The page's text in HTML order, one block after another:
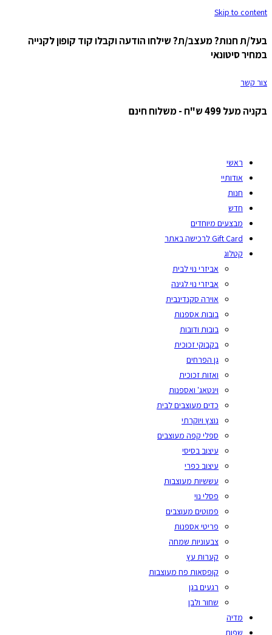
Skip to content
בעל/ת חנות? מעצב/ת? שילחו הודעה וקבלו קוד קופון לקנייה
במחיר סיטונאי
צור קשר
בקניה מעל 499 ש"ח - משלוח חינם
ראשי
אודותיי
חנות
חדש
מבצעים מיוחדים
Gift Card לרכישה באתר
קטלוג
אביזרי נוי לבית
אביזרי נוי לגינה
אוירה סקנדינבית
בובות אספנות
בובות ודובות
בקבוקי זכוכית
גן הפרחים
ואזות זכוכית
וינטאג' ואספנות
כדים מעוצבים לבית
נוצץ ויוקרתי
ספלי קפה מעוצבים
עיצוב בסיסי
עיצוב כפרי
עששיות מעוצבות
פסלי נוי
פמוטים מעוצבים
פריטי אספנות
צבעוניות שמחה
קערות עץ
קופסאות פח מעוצבות
רגעים בגן
שחור ולבן
מדיה